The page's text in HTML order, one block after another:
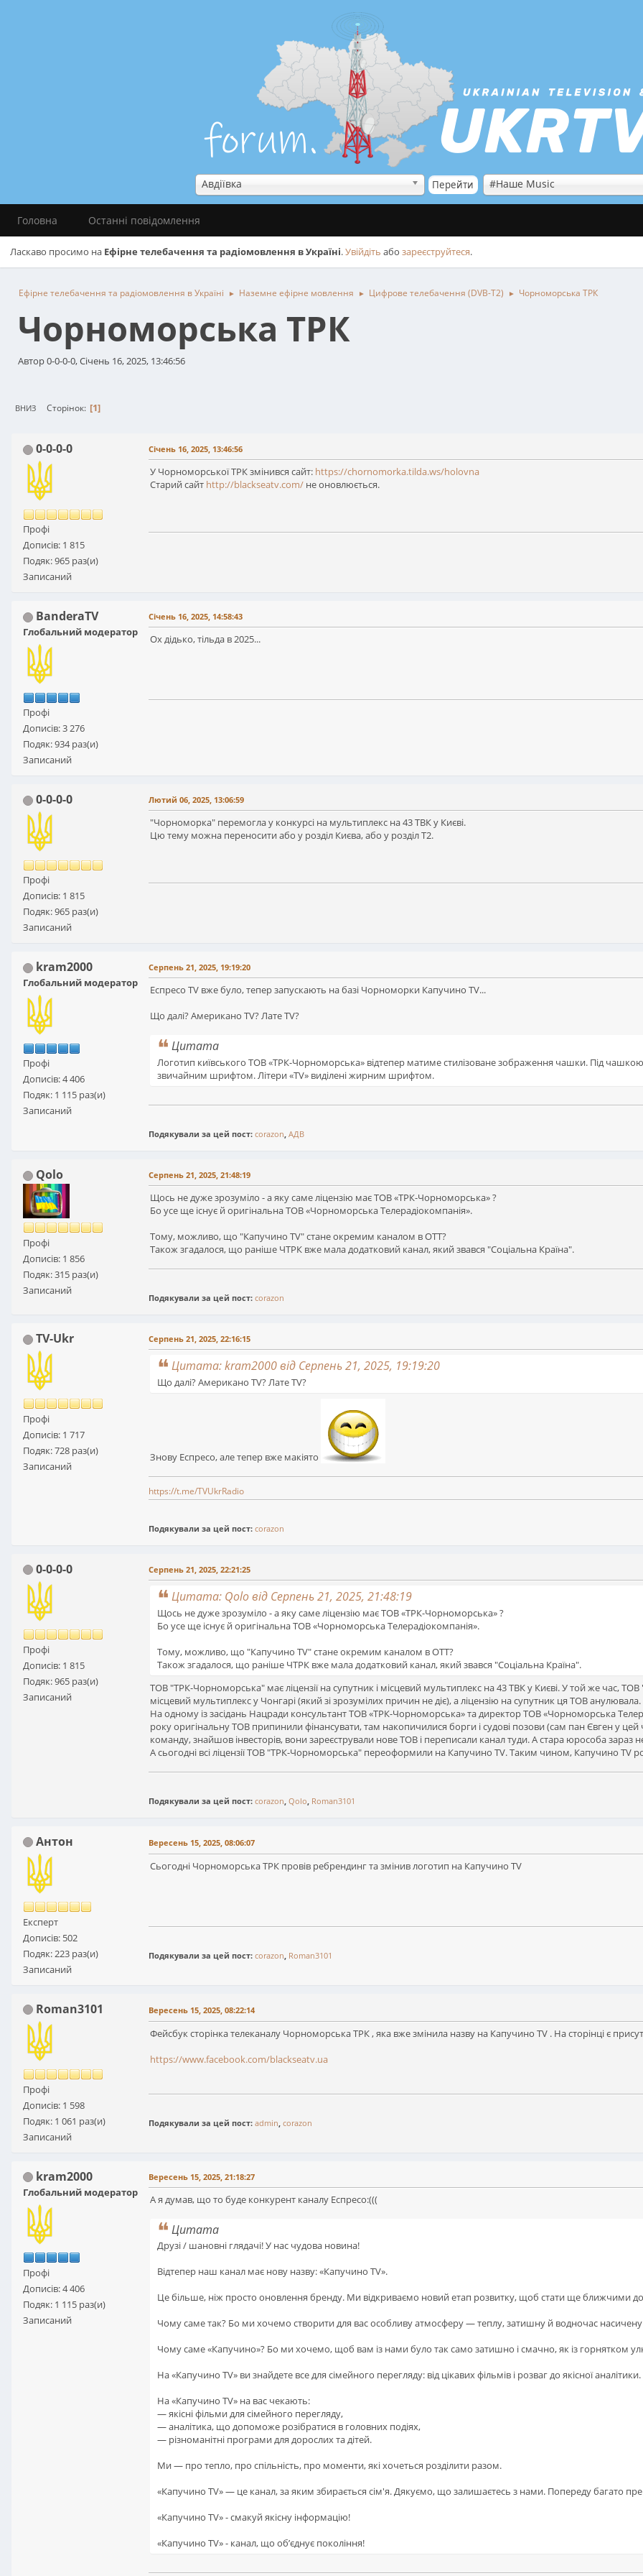
Авдіївка #Наше Music
Головна Останні повідомлення
Ласкаво просимо на Ефірне телебачення та радіомовлення в Україні.Увійдіть або зареєструйтеся.
Ефірне телебачення та радіомовлення в Україні ► Наземне ефірне мовлення ► Цифрове телебачення (DVB-T2) ► Чорноморська ТРК
Чорноморська ТРК
Автор 0-0-0-0, Січень 16, 2025, 13:46:56
ВНИЗ Сторінок 1
0-0-0-0
Профі
Дописів: 1 815
Подяк: 965 раз(и)
Записаний
Січень 16, 2025, 13:46:56
У Чорноморської ТРК змінився сайт: https://chornomorka.tilda.ws/holovna
Старий сайт http://blackseatv.com/ не оновлюється.
BanderaTV
Глобальний модератор
Профі
Дописів: 3 276
Подяк: 934 раз(и)
Записаний
Січень 16, 2025, 14:58:43
Ох дідько, тільда в 2025...
0-0-0-0
Профі
Дописів: 1 815
Подяк: 965 раз(и)
Записаний
Лютий 06, 2025, 13:06:59
"Чорноморка" перемогла у конкурсі на мультиплекс на 43 ТВК у Києві.
Цю тему можна переносити або у розділ Києва, або у розділ Т2.
kram2000
Глобальний модератор
Профі
Дописів: 4 406
Подяк: 1 115 раз(и)
Записаний
Серпень 21, 2025, 19:19:20
Еспресо TV вже було, тепер запускають на базі Чорноморки Капучино TV...
Що далі? Американо TV? Лате TV?
Цитата
Логотип київського ТОВ «ТРК-Чорноморська» відтепер матиме стилізоване зображення чашки. Під
звичайним шрифтом. Літери «TV» виділені жирним шрифтом.
Подякували за цей пост: corazon, АДВ
Qolo
Профі
Дописів: 1 856
Подяк: 315 раз(и)
Записаний
Серпень 21, 2025, 21:48:19
Щось не дуже зрозуміло - а яку саме ліцензію має ТОВ «ТРК-Чорноморська» ?
Бо усе ще існує й оригінальна ТОВ «Чорноморська Телерадіокомпанія».
Тому, можливо, що "Капучино TV" стане окремим каналом в OTT?
Також згадалося, що раніше ЧТРК вже мала додатковий канал, який звався "Соціальна Країна".
Подякували за цей пост: corazon
TV-Ukr
Профі
Дописів: 1 717
Подяк: 728 раз(и)
Записаний
Серпень 21, 2025, 22:16:15
Цитата: kram2000 від Серпень 21, 2025, 19:19:20
Що далі? Американо TV? Лате TV?
Знову Еспресо, але тепер вже макіято
https://t.me/TVUkrRadio
Подякували за цей пост: corazon
0-0-0-0
Профі
Дописів: 1 815
Подяк: 965 раз(и)
Записаний
Серпень 21, 2025, 22:21:25
Цитата: Qolo від Серпень 21, 2025, 21:48:19
Щось не дуже зрозуміло - а яку саме ліцензію має ТОВ «ТРК-Чорноморська» ?
Бо усе ще існує й оригінальна ТОВ «Чорноморська Телерадіокомпанія».
Тому, можливо, що "Капучино TV" стане окремим каналом в OTT?
Також згадалося, що раніше ЧТРК вже мала додатковий канал, який звався "Соціальна Країна".
ТОВ "ТРК-Чорноморська" має ліцензії на супутник і місцевий мультиплекс на 43 ТВК у Києві. У той же час,
місцевий мультиплекс у Чонгарі (який зі зрозумілих причин не діє), а ліцензію на супутник ця ТОВ анулювала.
На одному із засідань Нацради консультант ТОВ «ТРК-Чорноморська» та директор ТОВ «Чорноморська
року оригінальну ТОВ припинили фінансувати, там накопичилися борги і судові позови (сам пан Євген у цей
команду, знайшов інвесторів, вони зареєстрували нове ТОВ і переписали канал туди. А стара юрособа зараз
А сьогодні всі ліцензії ТОВ "ТРК-Чорноморська" переоформили на Капучино TV. Таким чином, Капучино TV
Подякували за цей пост: corazon Qolo Roman3101
Антон
Експерт
Дописів: 502
Подяк: 223 раз(и)
Записаний
Вересень 15, 2025, 08:06:07
Сьогодні Чорноморська ТРК провів ребрендинг та змінив логотип на Капучино TV
Подякували за цей пост: corazon Roman3101
Roman3101
Профі
Дописів: 1 598
Подяк: 1 061 раз(и)
Записаний
Вересень 15, 2025, 08:22:14
Фейсбук сторінка телеканалу Чорноморська ТРК , яка вже змінила назву на Капучино TV . На сторінці є
https://www.facebook.com/blackseatv.ua
Подякували за цей пост: admin corazon
kram2000
Глобальний модератор
Профі
Дописів: 4 406
Подяк: 1 115 раз(и)
Записаний
Вересень 15, 2025, 21:18:27
А я думав, що то буде конкурент каналу Еспресо:(((
Цитата
Друзі / шановні глядачі! У нас чудова новина!
Відтепер наш канал має нову назву: «Капучино TV».
Це більше, ніж просто оновлення бренду. Ми відкриваємо новий етап розвитку, щоб стати ще ближчими до
Чому саме так? Бо ми хочемо створити для вас особливу атмосферу — теплу, затишну й водночас
Чому саме «Капучино»? Бо ми хочемо, щоб вам із нами було так само затишно і смачно, як із горнятком
На «Капучино TV» ви знайдете все для сімейного перегляду: від цікавих фільмів і розваг до якісної аналітики.
На «Капучино TV» на вас чекають:
— якісні фільми для сімейного перегляду,
— аналітика, що допоможе розібратися в головних подіях,
— різноманітні програми для дорослих та дітей.
Ми — про тепло, про спільність, про моменти, які хочеться розділити разом.
«Капучино TV» — це канал, за яким збирається сім'я. Дякуємо, що залишаєтесь з нами. Попереду багато
«Капучино TV» - смакуй якісну інформацію!
«Капучино TV» - канал, що обʼєднує покоління!